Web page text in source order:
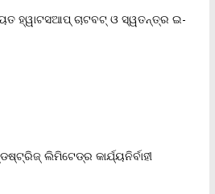
ହ୍ୱାଟସଆପ୍ ଚାଟବଟ୍ ଓ ସ୍ୱତନ୍ତ୍ର ଇ-
ଲିମିଟେଡ୍‌ର କାର୍ଯ୍ୟନିର୍ବାହୀ